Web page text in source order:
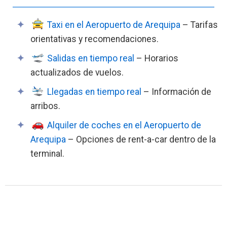
Taxi en el Aeropuerto de Arequipa – Tarifas
orientativas y recomendaciones.
Salidas en tiempo real – Horarios
actualizados de vuelos.
Llegadas en tiempo real – Información de
arribos.
Alquiler de coches en el Aeropuerto de
Arequipa – Opciones de rent-a-car dentro de la
terminal.